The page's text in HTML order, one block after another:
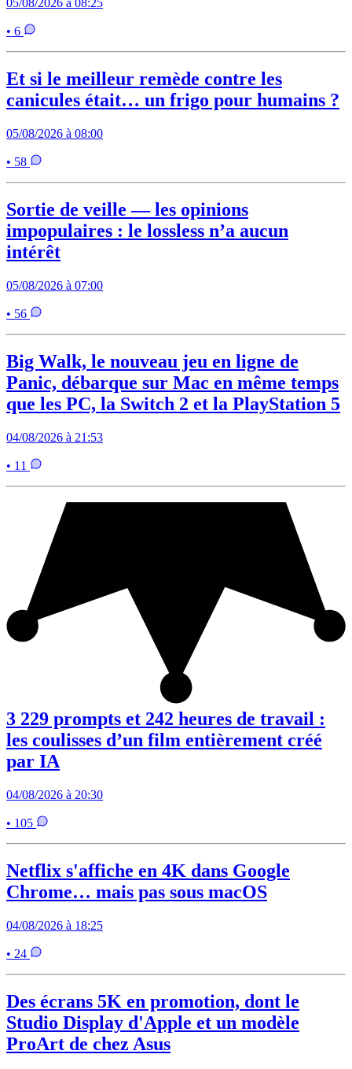
05/08/2026 à 08:25
• 6
Et si le meilleur remède contre les
canicules était… un frigo pour humains ?
05/08/2026 à 08:00
• 58
Sortie de veille — les opinions
impopulaires : le lossless n’a aucun
intérêt
05/08/2026 à 07:00
• 56
Big Walk, le nouveau jeu en ligne de
Panic, débarque sur Mac en même temps
que les PC, la Switch 2 et la PlayStation 5
04/08/2026 à 21:53
• 11
3 229 prompts et 242 heures de travail :
les coulisses d’un film entièrement créé
par IA
04/08/2026 à 20:30
• 105
Netflix s'affiche en 4K dans Google
Chrome… mais pas sous macOS
04/08/2026 à 18:25
• 24
Des écrans 5K en promotion, dont le
Studio Display d'Apple et un modèle
ProArt de chez Asus